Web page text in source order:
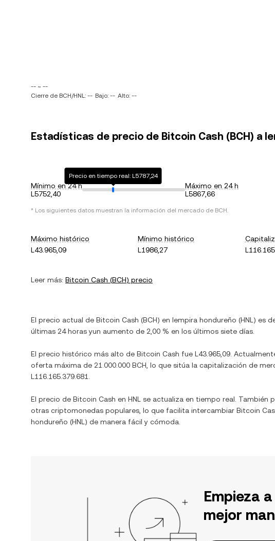
-- ~ --
Cierre de BCH/HNL: -- Bajo: -- Alto: --
Estadísticas de precio de Bitcoin Cash (BCH) a
Mínimo en 24 h
L5752,40
Precio en tiempo real: L5787,24
Máximo en 24 h
L5867,66
* Los siguientes datos muestran la información del mercado de BCH.
Máximo histórico
L43.965,09
Mínimo histórico
L1986,27
Leer más: Bitcoin Cash (BCH) precio
El precio actual de Bitcoin Cash (BCH) en lempira hondureño (HNL ) es
últimas 24 horas yun aumento de 2,00 % en los últimos siete días.
El precio histórico más alto de Bitcoin Cash fue L43.965,09 .
oferta máxima de 21.000.000 BCH , lo que sitúa la capitalización de
L116.165.379.681
El precio de Bitcoin Cash en HNL se actualiza en tiempo real. También
otras criptomonedas populares, lo que facilita intercambiar Bitcoin
hondureño (HNL ) de manera fácil y cómoda.
Empieza
mejor